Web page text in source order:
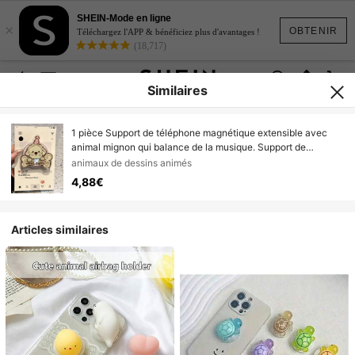
OBTENIR
×
SHEIN-Mode en ligne
Téléchargez l'APP & bénéficiez plus d'avantages !
(18,717)
Similaires
1 pièce Support de téléphone magnétique extensible avec
animal mignon qui balance de la musique. Support de
téléphone en forme de chat ou de chien. Convient à tous les
téléphones. Excellent cadeau pour la petite amie, la sœur,
l'amie, la fête des mères ou un anniversaire.
animaux de dessins animés
4,88€
Articles similaires